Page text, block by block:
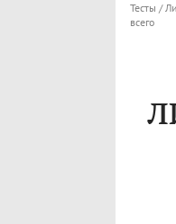
Тесты /
всего